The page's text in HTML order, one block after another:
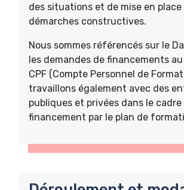
des situations et de mise en place
démarches constructives.
Nous sommes référencés sur le
les demandes de financements
CPF (Compte Personnel de
travaillons également avec des
publiques et privées dans le cadre
financement par le plan de